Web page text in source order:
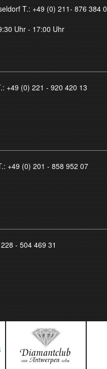
T.: +49 (0) 211- 876 384 0
Uhr - 17:00 Uhr
+49 (0) 221 - 920 420 13
+49 (0) 201 - 858 952 07
- 504 469 31